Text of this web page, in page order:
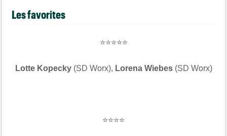
Les favorites
⭐⭐⭐⭐⭐
Lotte Kopecky (SD Worx), Lorena Wiebes(SD Worx)
⭐⭐⭐⭐